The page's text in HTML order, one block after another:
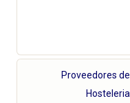
Proveedores de
Hosteleria